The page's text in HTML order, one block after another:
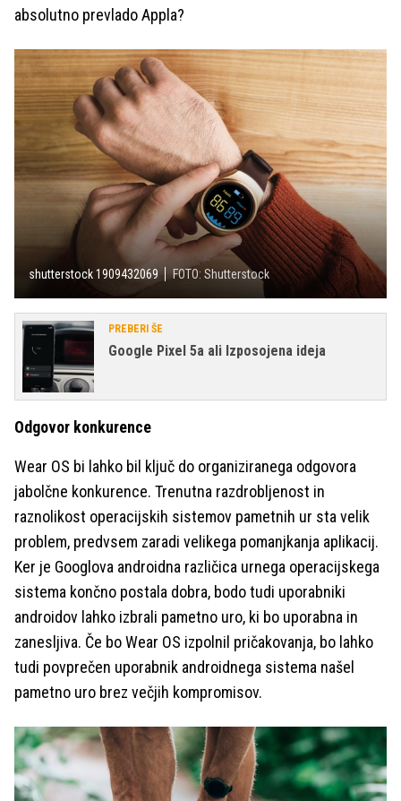
absolutno prevlado Appla?
shutterstock 1909432069 FOTO: Shutterstock
PREBERI ŠE
Google Pixel 5a ali Izposojena ideja
Odgovor konkurence
Wear OS bi lahko bil ključ do organiziranega odgovora
jabolčne konkurence. Trenutna razdrobljenost in
raznolikost operacijskih sistemov pametnih ur sta velik
problem, predvsem zaradi velikega pomanjkanja aplikacij.
Ker je Googlova androidna različica urnega operacijskega
sistema končno postala dobra, bodo tudi uporabniki
androidov lahko izbrali pametno uro, ki bo uporabna in
zanesljiva. Če bo Wear OS izpolnil pričakovanja, bo lahko
tudi povprečen uporabnik androidnega sistema našel
pametno uro brez večjih kompromisov.